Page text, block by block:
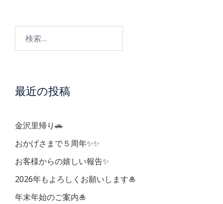
ゲ
シ
ョ
ン
最近の投稿
金沢里帰り🚗
おかげさまで５周年✨✨
お客様からの嬉しい報告✨
2026年もよろしくお願いします🎍
年末年始のご案内🎍